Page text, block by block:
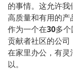
的事情。这允许
高质量和有用的产
作为一个在30多
贡献者社区的公
在家里办公，有
以。